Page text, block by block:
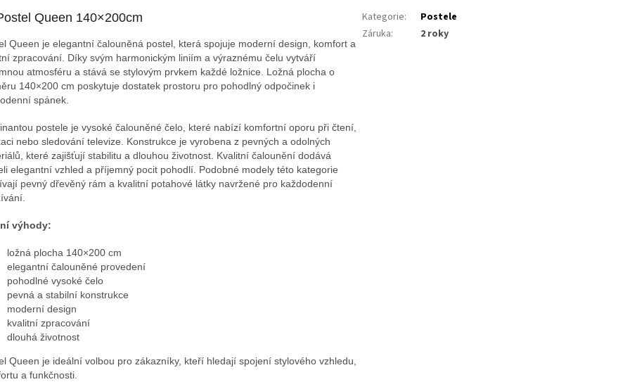
Queen 140×200cm
Queen je elegantní čalouněná postel, která spojuje moderní design, komfort a
zpracování. Díky svým harmonickým liniím a výraznému čelu vytváří
atmosféru a stává se stylovým prvkem každé ložnice. Ložná plocha o
140×200 cm poskytuje dostatek prostoru pro pohodlný odpočinek i
spánek.
postele je vysoké čalouněné čelo, které nabízí komfortní oporu při čtení,
nebo sledování televize. Konstrukce je vyrobena z pevných a odolných
které zajišťují stabilitu a dlouhou životnost. Kvalitní čalounění dodává
elegantní vzhled a příjemný pocit pohodlí. Podobné modely této kategorie
pevný dřevěný rám a kvalitní potahové látky navržené pro každodenní
výhody:
ložná plocha 140×200 cm
elegantní čalouněné provedení
pohodlné vysoké čelo
pevná a stabilní konstrukce
moderní design
kvalitní zpracování
dlouhá životnost
Queen je ideální volbou pro zákazníky, kteří hledají spojení stylového vzhledu,
a funkčnosti.
Kategorie:
Postele
Záruka: 2 roky